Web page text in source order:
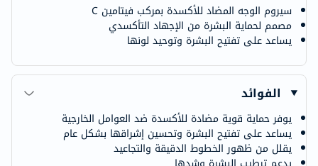
سيروم الوجه المضاد للأكسدة بمركب فيتامين C
مصمم لحماية البشرة من الإجهاد التأكسدي
يساعد على تفتيح البشرة وتوحيد لونها
الفوائد
يوفر حماية قوية مضادة للأكسدة ضد العوامل الخارجية
يساعد على تفتيح البشرة وتحسين إشراقها بشكل عام
يقلل من ظهور الخطوط الدقيقة والتجاعيد